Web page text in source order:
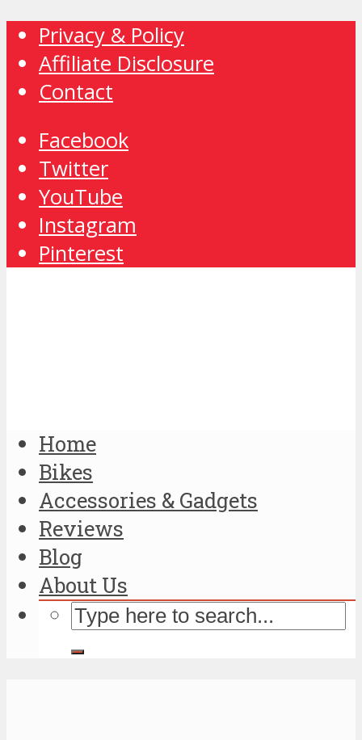
Privacy & Policy
Affiliate Disclosure
Contact
Facebook
Twitter
YouTube
Instagram
Pinterest
Home
Bikes
Accessories & Gadgets
Reviews
Blog
About Us